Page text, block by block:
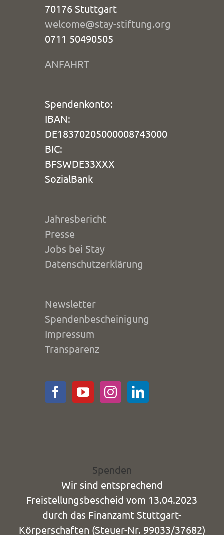
70176 Stuttgart
welcome@stay-stiftung.org
0711 50490505
ANFAHRT
Spendenkonto:
IBAN:
DE18370205000008743000
BIC:
BFSWDE33XXX
SozialBank
Jahresbericht
Presse
Jobs bei Stay
Datenschutzerklärung
Newsletter
Spendenbescheinigung
Impressum
Transparenz
Spenden
Wir sind entsprechend
Freistellungsbescheid vom 13.04.2023
durch das Finanzamt Stuttgart-
Körperschaften (Steuer-Nr. 99033/37682)